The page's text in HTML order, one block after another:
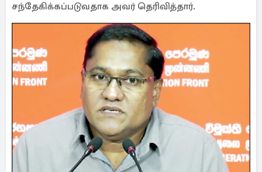
சந்தேகிக்கப்படுவதாக அவர் தெரிவித்தார்.